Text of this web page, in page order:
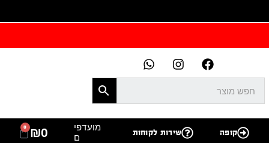
קופה שירות לקוחות
מועדפי
ם
₪0
0